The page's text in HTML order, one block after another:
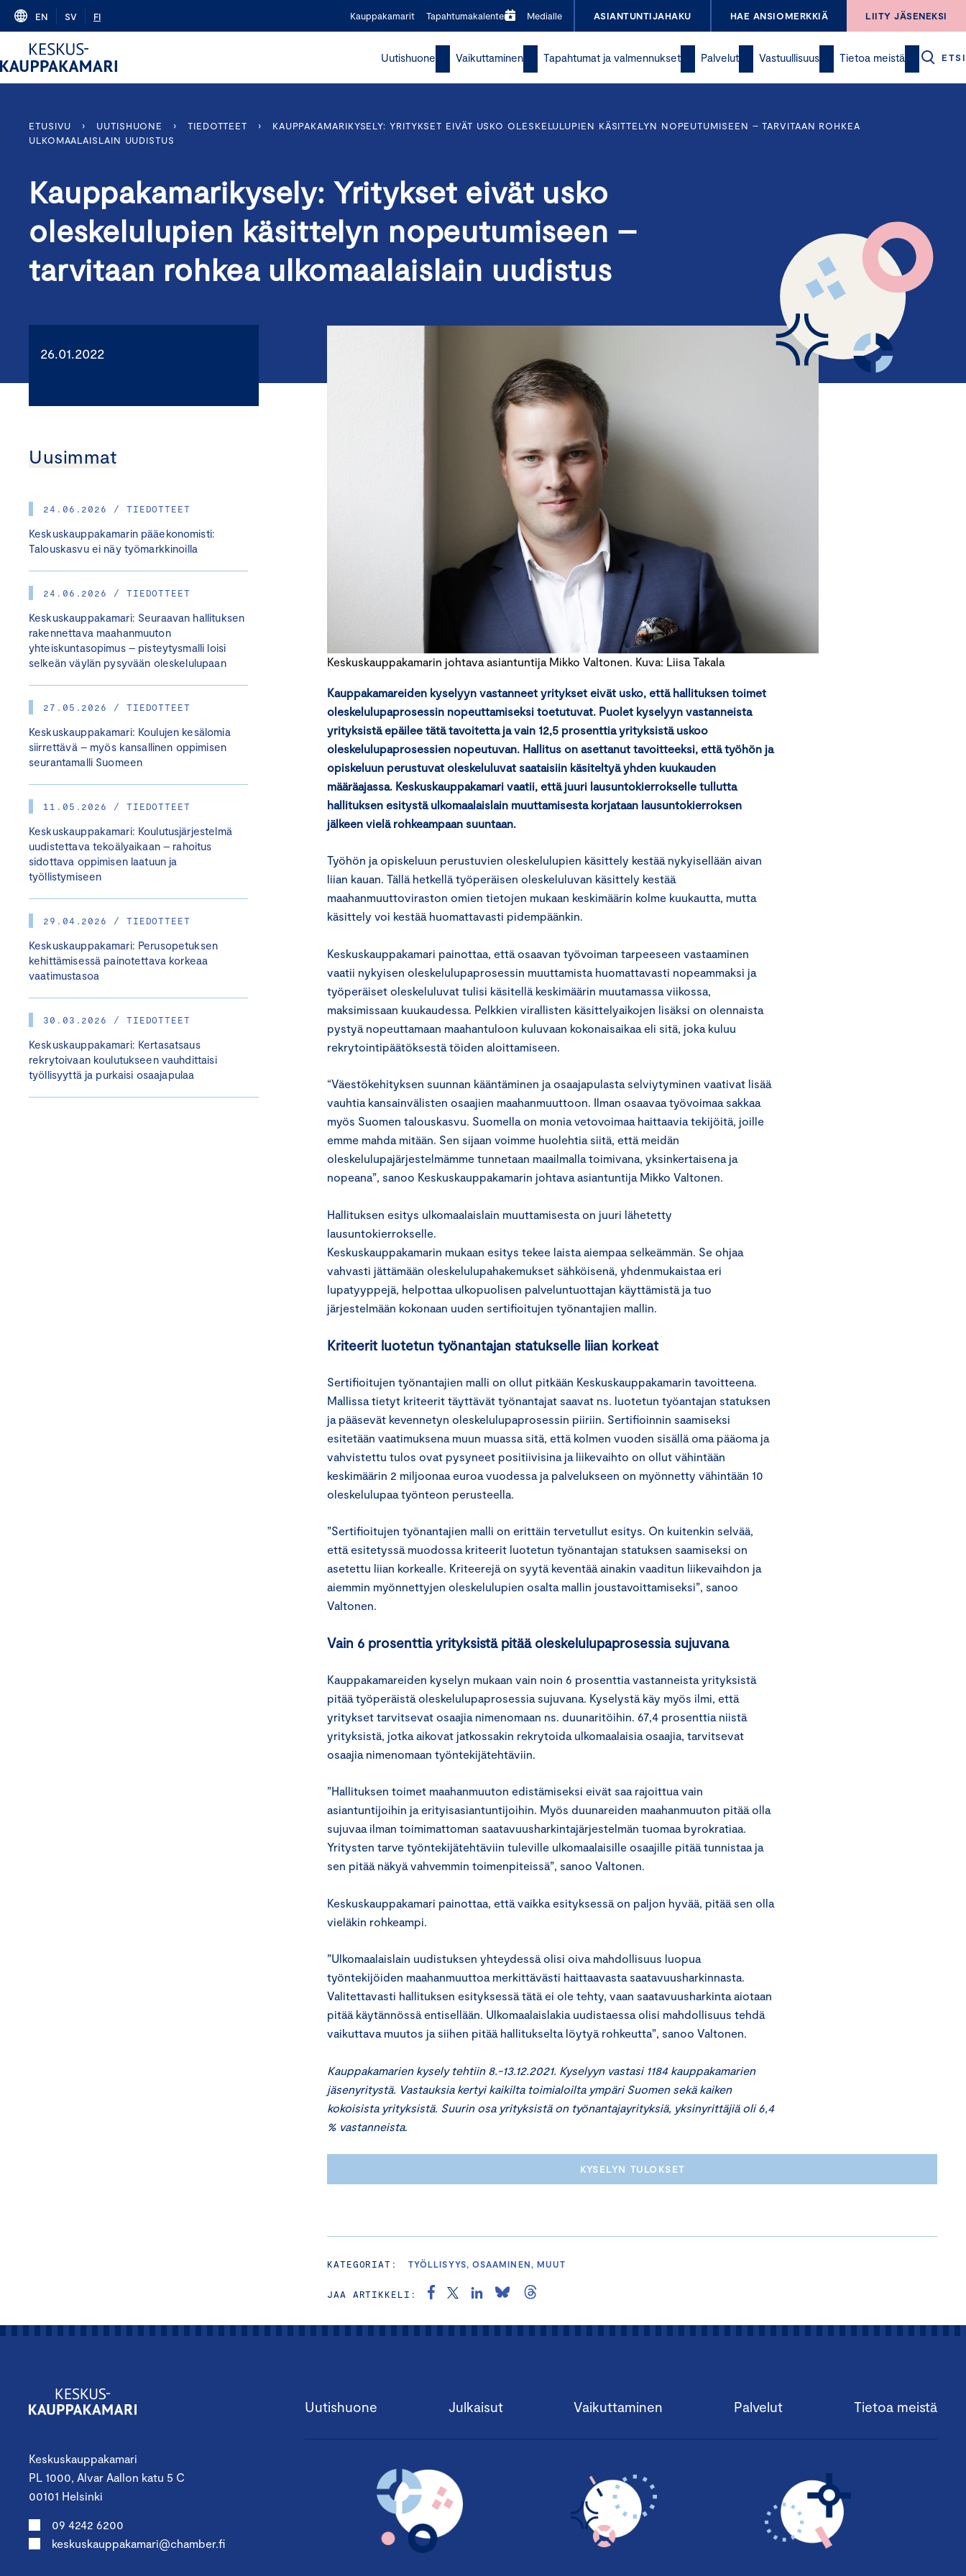
Skip
content
EN SV FI Kauppakamarit Tapahtumakalenteri Medialle ASIANTUNTIJAHAKU HAE ANSIOMERKKIÄ LIITY JÄSENEKSI
Uutishuone Vaikuttaminen Tapahtumat ja valmennukset Palvelut Vastuullisuus Tietoa meistä ETSI
ETUSIVU › UUTISHUONE › TIEDOTTEET ›
KAUPPAKAMARIKYSELY: YRITYKSET EIVÄT USKO OLESKELULUPIEN KÄSITTELYN NOPEUTUMISEEN – TARVITAAN ROHKEA
ULKOMAALAISLAIN UUDISTUS
Kauppakamarikysely: Yritykset eivät usko
oleskelulupien käsittelyn nopeutumiseen –
tarvitaan rohkea ulkomaalaislain uudistus
26.01.2022
Uusimmat
24.06.2026 / TIEDOTTEET
Keskuskauppakamarin pääekonomisti:
Talouskasvu ei näy työmarkkinoilla
24.06.2026 / TIEDOTTEET
Keskuskauppakamari: Seuraavan hallituksen
rakennettava maahanmuuton
yhteiskuntasopimus – pisteytysmalli loisi
selkeän väylän pysyvään oleskelulupaan
27.05.2026 / TIEDOTTEET
Keskuskauppakamari: Koulujen kesälomia
siirrettävä – myös kansallinen oppimisen
seurantamalli Suomeen
11.05.2026 / TIEDOTTEET
Keskuskauppakamari: Koulutusjärjestelmä
uudistettava tekoälyaikaan – rahoitus
sidottava oppimisen laatuun ja
työllistymiseen
29.04.2026 / TIEDOTTEET
Keskuskauppakamari: Perusopetuksen
kehittämisessä painotettava korkeaa
vaatimustasoa
30.03.2026 / TIEDOTTEET
Keskuskauppakamari: Kertasatsaus
rekrytoivaan koulutukseen vauhdittaisi
työllisyyttä ja purkaisi osaajapulaa
Keskuskauppakamarin johtava asiantuntija Mikko Valtonen. Kuva: Liisa Takala
Kauppakamareiden kyselyyn vastanneet yritykset eivät usko, että hallituksen toimet
oleskelulupaprosessin nopeuttamiseksi toetutuvat. Puolet kyselyyn vastanneista
yrityksistä epäilee tätä tavoitetta ja vain 12,5 prosenttia yrityksistä uskoo
oleskelulupaprosessien nopeutuvan. Hallitus on asettanut tavoitteeksi, että työhön ja
opiskeluun perustuvat oleskeluluvat saataisiin käsiteltyä yhden kuukauden
määräajassa. Keskuskauppakamari vaatii, että juuri lausuntokierrokselle tullutta
hallituksen esitystä ulkomaalaislain muuttamisesta korjataan lausuntokierroksen
jälkeen vielä rohkeampaan suuntaan.
Työhön ja opiskeluun perustuvien oleskelulupien käsittely kestää nykyisellään aivan
liian kauan. Tällä hetkellä työperäisen oleskeluluvan käsittely kestää
maahanmuuttoviraston omien tietojen mukaan keskimäärin kolme kuukautta, mutta
käsittely voi kestää huomattavasti pidempäänkin.
Keskuskauppakamari painottaa, että osaavan työvoiman tarpeeseen vastaaminen
vaatii nykyisen oleskelulupaprosessin muuttamista huomattavasti nopeammaksi ja
työperäiset oleskeluluvat tulisi käsitellä keskimäärin muutamassa viikossa,
maksimissaan kuukaudessa. Pelkkien virallisten käsittelyaikojen lisäksi on olennaista
pystyä nopeuttamaan maahantuloon kuluvaan kokonaisaikaa eli sitä, joka kuluu
rekrytointipäätöksestä töiden aloittamiseen.
“Väestökehityksen suunnan kääntäminen ja osaajapulasta selviytyminen vaativat lisää
vauhtia kansainvälisten osaajien maahanmuuttoon. Ilman osaavaa työvoimaa sakkaa
myös Suomen talouskasvu. Suomella on monia vetovoimaa haittaavia tekijöitä, joille
emme mahda mitään. Sen sijaan voimme huolehtia siitä, että meidän
oleskelulupajärjestelmämme tunnetaan maailmalla toimivana, yksinkertaisena ja
nopeana”, sanoo Keskuskauppakamarin johtava asiantuntija Mikko Valtonen.
Hallituksen esitys ulkomaalaislain muuttamisesta on juuri lähetetty
lausuntokierrokselle.
Keskuskauppakamarin mukaan esitys tekee laista aiempaa selkeämmän. Se ohjaa
vahvasti jättämään oleskelulupahakemukset sähköisenä, yhdenmukaistaa eri
lupatyyppejä, helpottaa ulkopuolisen palveluntuottajan käyttämistä ja tuo
järjestelmään kokonaan uuden sertifioitujen työnantajien mallin.
Kriteerit luotetun työnantajan statukselle liian korkeat
Sertifioitujen työnantajien malli on ollut pitkään Keskuskauppakamarin tavoitteena.
Mallissa tietyt kriteerit täyttävät työnantajat saavat ns. luotetun työantajan statuksen
ja pääsevät kevennetyn oleskelulupaprosessin piiriin. Sertifioinnin saamiseksi
esitetään vaatimuksena muun muassa sitä, että kolmen vuoden sisällä oma pääoma ja
vahvistettu tulos ovat pysyneet positiivisina ja liikevaihto on ollut vähintään
keskimäärin 2 miljoonaa euroa vuodessa ja palvelukseen on myönnetty vähintään 10
oleskelulupaa työnteon perusteella.
”Sertifioitujen työnantajien malli on erittäin tervetullut esitys. On kuitenkin selvää,
että esitetyssä muodossa kriteerit luotetun työnantajan statuksen saamiseksi on
asetettu liian korkealle. Kriteerejä on syytä keventää ainakin vaaditun liikevaihdon ja
aiemmin myönnettyjen oleskelulupien osalta mallin joustavoittamiseksi”, sanoo
Valtonen.
Vain 6 prosenttia yrityksistä pitää oleskelulupaprosessia sujuvana
Kauppakamareiden kyselyn mukaan vain noin 6 prosenttia vastanneista yrityksistä
pitää työperäistä oleskelulupaprosessia sujuvana. Kyselystä käy myös ilmi, että
yritykset tarvitsevat osaajia nimenomaan ns. duunaritöihin. 67,4 prosenttia niistä
yrityksistä, jotka aikovat jatkossakin rekrytoida ulkomaalaisia osaajia, tarvitsevat
osaajia nimenomaan työntekijätehtäviin.
”Hallituksen toimet maahanmuuton edistämiseksi eivät saa rajoittua vain
asiantuntijoihin ja erityisasiantuntijoihin. Myös duunareiden maahanmuuton pitää olla
sujuvaa ilman toimimattoman saatavuusharkintajärjestelmän tuomaa byrokratiaa.
Yritysten tarve työntekijätehtäviin tuleville ulkomaalaisille osaajille pitää tunnistaa ja
sen pitää näkyä vahvemmin toimenpiteissä”, sanoo Valtonen.
Keskuskauppakamari painottaa, että vaikka esityksessä on paljon hyvää, pitää sen olla
vieläkin rohkeampi.
”Ulkomaalaislain uudistuksen yhteydessä olisi oiva mahdollisuus luopua
työntekijöiden maahanmuuttoa merkittävästi haittaavasta saatavuusharkinnasta.
Valitettavasti hallituksen esityksessä tätä ei ole tehty, vaan saatavuusharkinta aiotaan
pitää käytännössä entisellään. Ulkomaalaislakia uudistaessa olisi mahdollisuus tehdä
vaikuttava muutos ja siihen pitää hallitukselta löytyä rohkeutta”, sanoo Valtonen.
Kauppakamarien kysely tehtiin 8.-13.12.2021. Kyselyyn vastasi 1184 kauppakamarien
jäsenyritystä. Vastauksia kertyi kaikilta toimialoilta ympäri Suomen sekä kaiken
kokoisista yrityksistä. Suurin osa yrityksistä on työnantajayrityksiä, yksinyrittäjiä oli 6,4
% vastanneista.
KYSELYN TULOKSET
KATEGORIAT: TYÖLLISYYS, OSAAMINEN, MUUT
JAA ARTIKKELI:
Keskuskauppakamari
PL 1000, Alvar Aallon katu 5 C
00101 Helsinki
09 4242 6200
keskuskauppakamari@chamber.fi
Uutishuone Julkaisut Vaikuttaminen Palvelut Tietoa meistä